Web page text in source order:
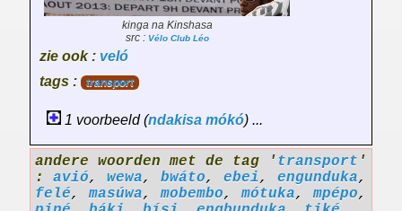
kinga na Kinshasa
src : Vélo Club Léo
zie ook : veló
tags :
transport
1 voorbeeld (ndakisa mókó) ...
andere woorden met de tag ' transport '
: avió, wewa, bwáto, ebei, engunduka,
felé,masúwa,mobembo,mótuka,mpépo,